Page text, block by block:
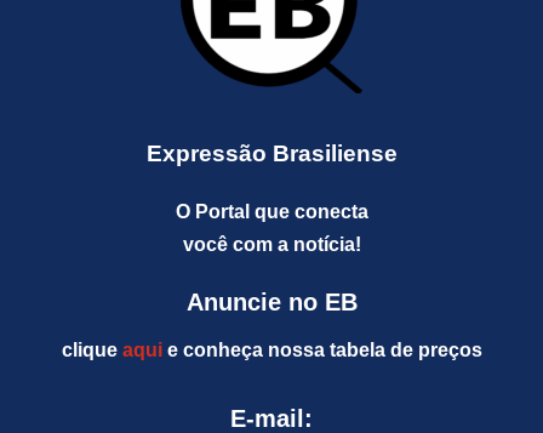
Expressão Brasiliense
O Portal que conecta
você com a notícia!
Anuncie no EB
clique aquie conheça nossa tabela de preços
E-mail: